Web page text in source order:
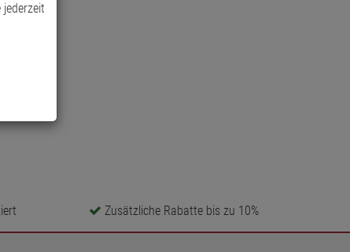
Zusätzliche Rabatte bis zu 10%
jederzeit